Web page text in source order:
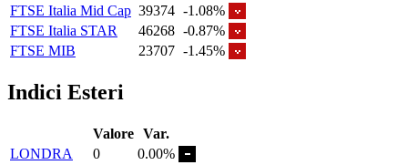
FTSE Italia Mid Cap 39374 -1.08%
FTSE Italia STAR
46268 -0.87%
FTSE MIB
23707 -1.45%
Indici Esteri
Valore Var.
LONDRA
0
0.00%